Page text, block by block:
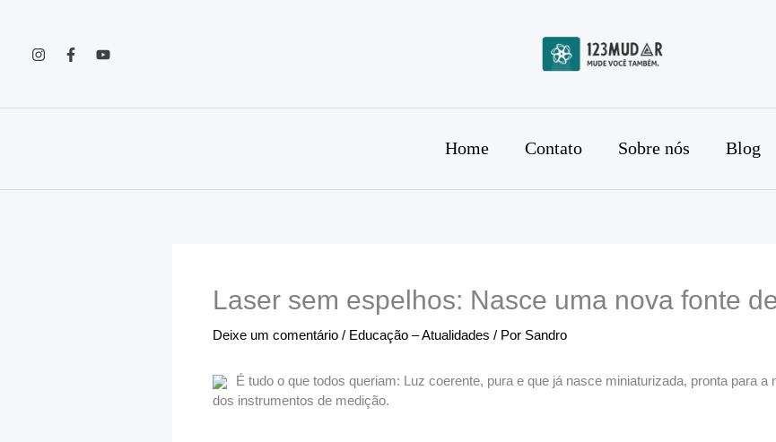
Home Contato Sobre nós Blog
Laser sem espelhos: Nasce uma nova fonte
Deixe um comentário / Educação – Atualidades / Por Sandro
É tudo o que todos queriam: Luz coerente, pura e que já nasce miniaturizada, pronta para
dos instrumentos de medição.